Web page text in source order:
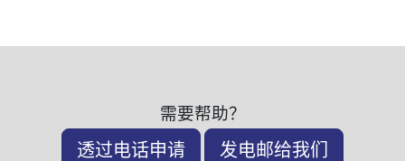
需要帮助？
透过电话申请 发电邮给我们